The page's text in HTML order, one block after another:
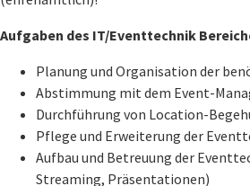
Aufgaben des IT/Eventtechnik
Planung und Organisation der
Abstimmung mit dem Event-
Durchführung von Location-
Pflege und Erweiterung der
Aufbau und Betreuung der
Streaming, Präsentationen)